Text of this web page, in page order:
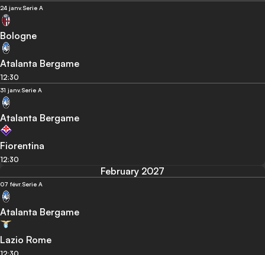
24 janv. Serie A
Bologne
Atalanta Bergame
12:30
31 janv. Serie A
Atalanta Bergame
Fiorentina
12:30
February 2027
07 févr. Serie A
Atalanta Bergame
Lazio Rome